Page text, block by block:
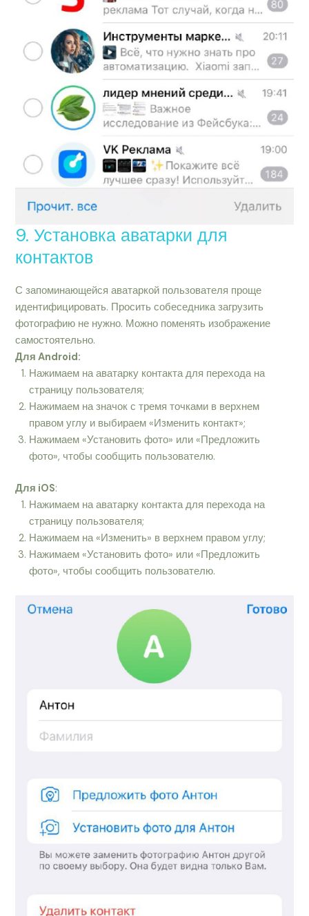
9. Установка аватарки для
контактов
С запоминающейся аватаркой пользователя проще
идентифицировать. Просить собеседника загрузить
фотографию не нужно. Можно поменять изображение
самостоятельно.
Для Android:
Нажимаем на аватарку контакта для перехода на
страницу пользователя;
Нажимаем на значок с тремя точками в верхнем
правом углу и выбираем «Изменить контакт»;
Нажимаем «Установить фото» или «Предложить
фото», чтобы сообщить пользователю.
Для iOS:
Нажимаем на аватарку контакта для перехода на
страницу пользователя;
Нажимаем на «Изменить» в верхнем правом углу;
Нажимаем «Установить фото» или «Предложить
фото», чтобы сообщить пользователю.